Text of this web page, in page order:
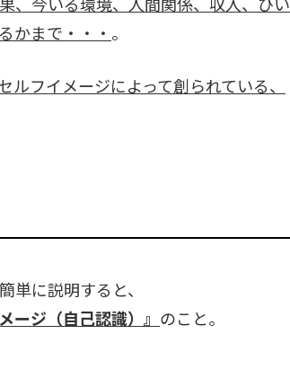
かまで・・・ 。
フイメージによって創られている、
に説明すると、
ージ（自己認識）』 のこと。